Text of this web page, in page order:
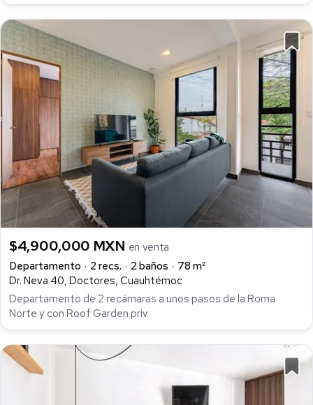
$4,900,000 MXN en venta
Departamento
2 recs. 2 baños
78 m²
Dr. Neva 40, Doctores, Cuauhtémoc
Departamento de 2 recámaras a unos pasos de la Roma
Norte y con Roof Garden priv